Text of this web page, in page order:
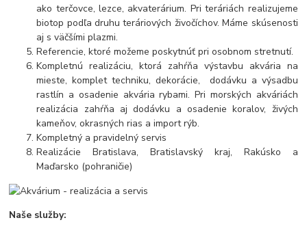
ako terčovce, lezce, akvaterárium. Pri teráriách realizujeme
biotop podľa druhu teráriových živočíchov. Máme skúsenosti
aj s väčšími plazmi.
Referencie, ktoré možeme poskytnúť pri osobnom stretnutí.
Kompletnú realizáciu, ktorá zahŕňa výstavbu akvária na
mieste, komplet techniku, dekorácie, dodávku a výsadbu
rastlín a osadenie akvária rybami. Pri morských akváriách
realizácia zahŕňa aj dodávku a osadenie koralov, živých
kameňov, okrasných rias a import rýb.
Kompletný a pravidelný servis
Realizácie Bratislava, Bratislavský kraj, Rakúsko a
Maďarsko (pohraničie)
Naše služby: